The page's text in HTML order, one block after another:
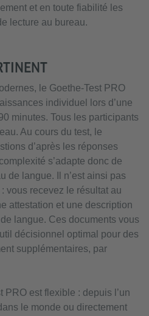
et en toute fiabilité les
lecture au bureau.
le Goethe-Test PRO
individuel lors d’une
minutes. Tous les participants
Au cours du test, le
d’après les réponses
s’adapte donc de
de langue. Il n’est ainsi pas
vous recevez le résultat au
attestation et une description
langue. Ces documents vous
décisionnel optimal pour des
supplémentaires, par
PRO est flexible : depuis l’un
le monde ou directement